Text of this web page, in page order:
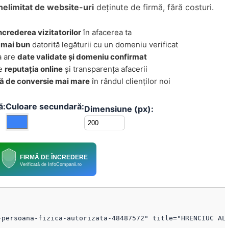
de website-urideținute de firmă, fără costuri.
vizitatorilorîn afacerea ta
mai bun datorită legăturii cu un domeniu verificat
are date validate și domeniu confirmat
reputația online și transparența afacerii
de conversie mai mareîn rândul clienților noi
Culoare secundară:Dimensiune (px):
FIRMĂ DE ÎNCREDERE
Verificată de InfoCompanii.ro
fizica-autorizata-48487572" title="HRENCIUC ALIN-